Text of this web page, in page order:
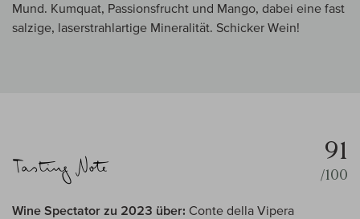
Mund. Kumquat, Passionsfrucht und Mango, dabei eine fast
salzige, laserstrahlartige Mineralität. Schicker Wein!
91
/100
Wine Spectator zu 2023 über: Conte della Vipera